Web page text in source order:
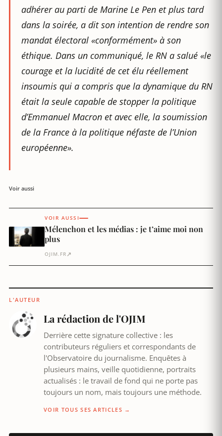
adhérer au parti de Marine Le Pen et plus tard
dans la soirée, a dit son intention de rendre son
mandat électoral «conformément» à son
éthique. Dans un communiqué, le RN a salué «le
courage et la lucidité de cet élu réellement
insoumis qui a compris que la dynamique du RN
était la seule capable de stopper la politique
d’Emmanuel Macron et avec elle, la soumission
de la France à la politique néfaste de l’Union
européenne».
Voir aussi
VOIR AUSSI
Mélenchon et les médias : je t’aime moi non
plus
OJIM.FR ↗
L'AUTEUR
La rédaction de l'OJIM
Derrière cette signature collective : les
contributeurs réguliers et correspondants de
l'Observatoire du journalisme. Enquêtes à
plusieurs mains, veille quotidienne, portraits
actualisés : le travail de fond qui ne porte pas
toujours un nom, mais toujours une méthode.
VOIR TOUS SES ARTICLES →